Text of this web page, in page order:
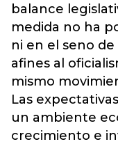
balance
medida no ha
ni en el seno
afines al
mismo
Las
un ambiente
crecimiento e